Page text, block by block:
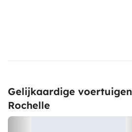
Gelijkaardige
Rochelle